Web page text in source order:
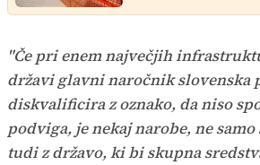
"Če pri enem največjih
državi glavni naročnik slovenska
diskvalificira z oznako, da niso
podviga, je nekaj narobe, ne
tudi z državo, ki bi skupna